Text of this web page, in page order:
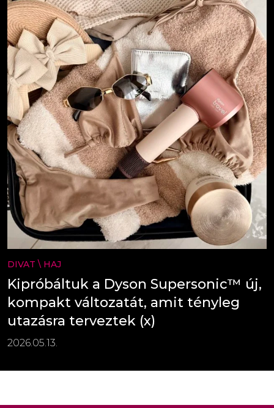
DIVAT \ HAJ
Kipróbáltuk a Dyson Supersonic™ új,
kompakt változatát, amit tényleg
utazásra terveztek (x)
2026.05.13.